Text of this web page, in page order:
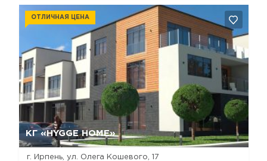
КГ «HYGGE HOME»
ОТЛИЧНАЯ ЦЕНА
г. Ирпень, ул. Олега Кошевого, 17
Да, удалить Отмена